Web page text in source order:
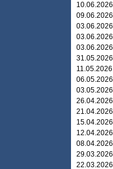
10.06.2026
09.06.2026
03.06.2026
03.06.2026
03.06.2026
31.05.2026
11.05.2026
06.05.2026
03.05.2026
26.04.2026
21.04.2026
15.04.2026
12.04.2026
08.04.2026
29.03.2026
22.03.2026